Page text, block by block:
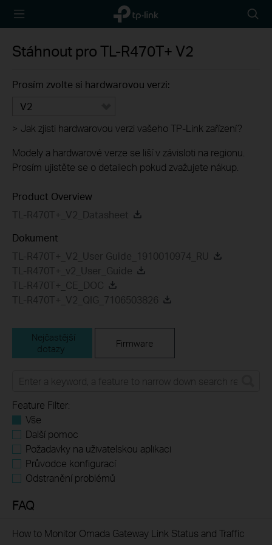
TP-Link,
Reliably
icon
Stáhnout proTL-R470T+ V2
Prosím zvolte si hardwarovou verzi:
V2
> Jak zjisti hardwarovou verzi vašeho TP-Link zařízení?
Modely a hardwarové verze se liší v závisloti na regionu.
Prosím ujistěte se o detailech pokud zvažujete nákup.
Product Overview
TL-R470T+_V2_Datasheet
Dokument
TL-R470T+_V2_User Guide_1910010974_RU
TL-R470T+_v2_User_Guide
TL-R470T+_CE_DOC
TL-R470T+_V2_QIG_7106503826
Nejčastější
dotazy
Firmware
Feature Filter:
Vše
Další pomoc
Požadavky na uživatelskou aplikaci
Průvodce konfigurací
Odstranění problémů
FAQ
How to Monitor Omada Gateway Link Status and Traffic